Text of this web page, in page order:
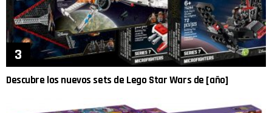
Descubre los nuevos sets de Lego Star Wars de [año]